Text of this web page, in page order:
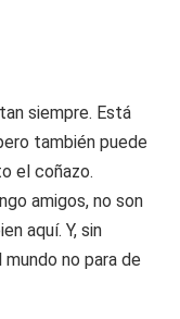
siempre. Está
también puede
el coñazo.
amigos, no son
aquí. Y, sin
no para de